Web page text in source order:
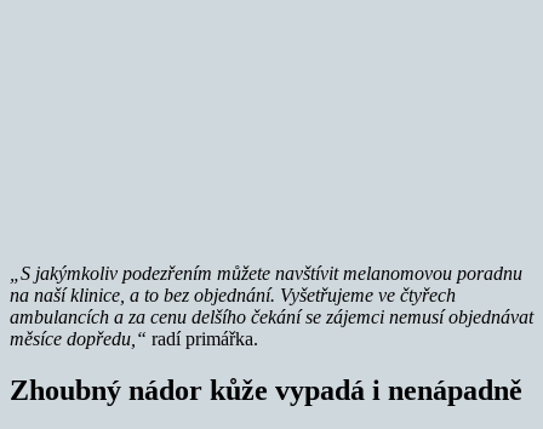
„S jakýmkoliv podezřením můžete navštívit melanomovou poradnu
na naší klinice, a to bez objednání. Vyšetřujeme ve čtyřech
ambulancích a za cenu delšího čekání se zájemci nemusí objednávat
měsíce dopředu,“ radí primářka.
Zhoubný nádor kůže vypadá i nenápadně